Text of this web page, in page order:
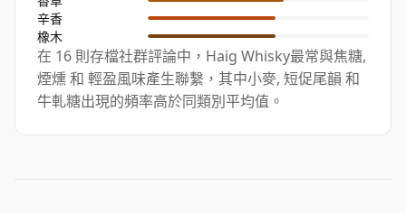
辛香
橡木
在 16 則存檔社群評論中，Haig Whisky最常與焦糖,
煙燻 和 輕盈風味產生聯繫，其中小麥, 短促尾韻 和
牛軋糖出現的頻率高於同類別平均值。